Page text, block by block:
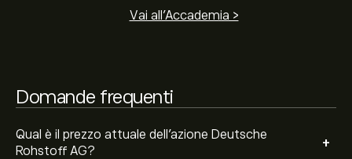
Vai all'Accademia >
Domande frequenti
Qual è il prezzo attuale dell'azione Deutsche
Rohstoff AG?
+
finanziari e crescita prevista. Consulta le previsioni
recenti per i futuri movimenti dei prezzi.